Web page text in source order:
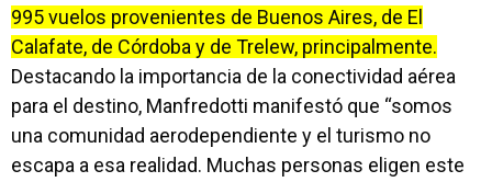
995 vuelos provenientes de Buenos Aires, de El
Calafate, de Córdoba y de Trelew, principalmente.
Destacando la importancia de la conectividad aérea
para el destino, Manfredotti manifestó que “somos
una comunidad aerodependiente y el turismo no
escapa a esa realidad. Muchas personas eligen este